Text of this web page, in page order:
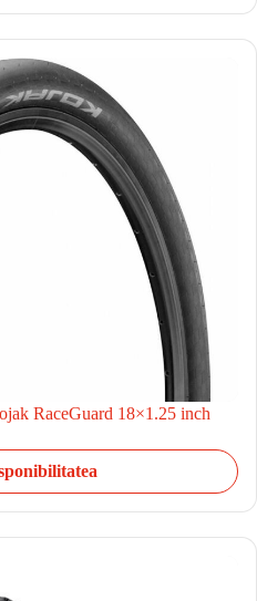
RaceGuard 18×1.25 inch